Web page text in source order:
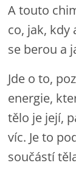
A touto
co, jak, kdy
se berou a
Jde o to,
energie,
tělo je její,
víc. Je to
součástí